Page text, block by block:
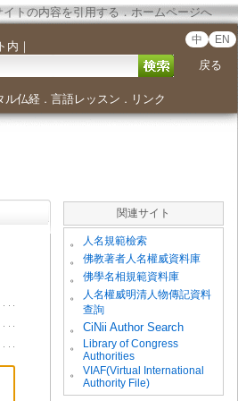
イトの内容を引用する．ホームページへ
内 ｜ 中 EN
戻る
ル仏経． 言語レッスン ． リンク
関連サイト
。 人名規範檢索
。 佛教著者人名權威資料庫
。 佛學名相規範資料庫
。
人名權威明清人物傳記資料
查詢
。
CiNii Author Search
。
Library of Congress
Authorities
。
VIAF(Virtual International
Authority File)